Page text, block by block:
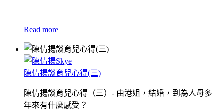
Read more
陳倩揚談育兒心得(三)
陳倩揚談育兒心得（三）- 由港姐，結婚，到為人母多
年來有什麼感受？